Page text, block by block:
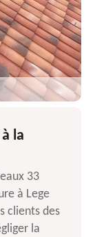
la
33
à Lege
clients des
la